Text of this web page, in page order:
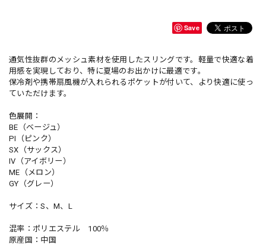
Save
通気性抜群のメッシュ素材を使用したスリングです。軽量で快適な着
用感を実現しており、特に夏場のお出かけに最適です。
保冷剤や携帯扇風機が入れられるポケットが付いて、より快適に使っ
ていただけます。
色展開：
BE（ベージュ）
PI（ピンク）
SX（サックス）
IV（アイボリー）
ME（メロン）
GY（グレー）
サイズ：S、M、L
混率：ポリエステル 100％
原産国：中国